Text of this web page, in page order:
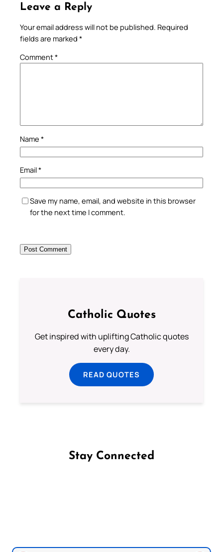
Leave a Reply
Your email address will not be published. Required
fields are marked *
Comment*
Name *
Email*
Save my name, email, and website in this browser
for the next time I comment.
Catholic Quotes
Get inspired with uplifting Catholic quotes
every day.
READ QUOTES
Stay Connected